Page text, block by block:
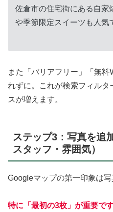
佐倉市の住宅街にある自家
や季節限定スイーツも人気
また「バリアフリー」「無
れずに。これが検索フィル
スが増えます。
ステップ3：写真を追
スタッフ・雰囲気）
Googleマップの第一印象は写
特に「最初の3枚」が重要です